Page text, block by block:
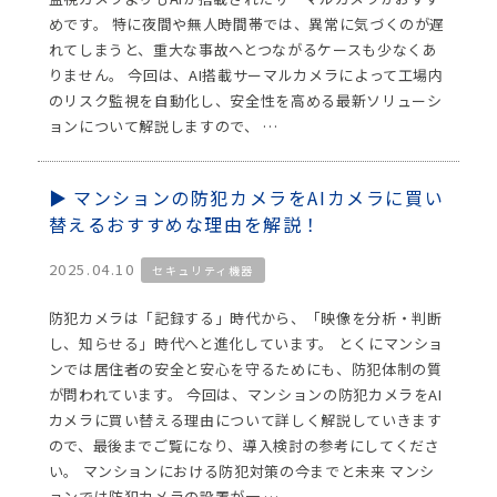
めです。 特に夜間や無人時間帯では、異常に気づくのが遅
れてしまうと、重大な事故へとつながるケースも少なくあ
りません。 今回は、AI搭載サーマルカメラによって工場内
のリスク監視を自動化し、安全性を高める最新ソリューシ
ョンについて解説しますので、 …
マンションの防犯カメラをAIカメラに買い
替えるおすすめな理由を解説！
2025.04.10 セキュリティ機器
防犯カメラは「記録する」時代から、「映像を分析・判断
し、知らせる」時代へと進化しています。 とくにマンショ
ンでは居住者の安全と安心を守るためにも、防犯体制の質
が問われています。 今回は、マンションの防犯カメラをAI
カメラに買い替える理由について詳しく解説していきます
ので、最後までご覧になり、導入検討の参考にしてくださ
い。 マンションにおける防犯対策の今までと未来 マンシ